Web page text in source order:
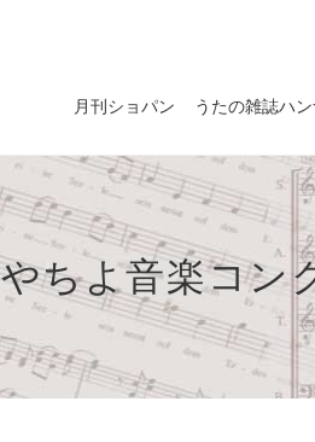
月刊ショパン うたの雑誌ハン
ちよ音楽コン